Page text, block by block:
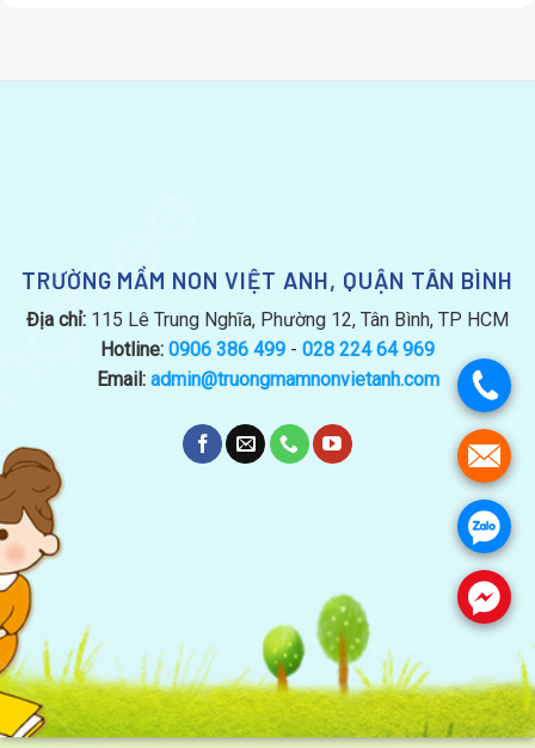
.
.
.
.
TRƯỜNG MẦM NON VIỆT ANH, QUẬN TÂN BÌNH
Địa chỉ: 115 Lê Trung Nghĩa, Phường 12, Tân Bình, TP HCM
Hotline: 0906 386 499 - 028 224 64 969
Email: admin@truongmamnonvietanh.com